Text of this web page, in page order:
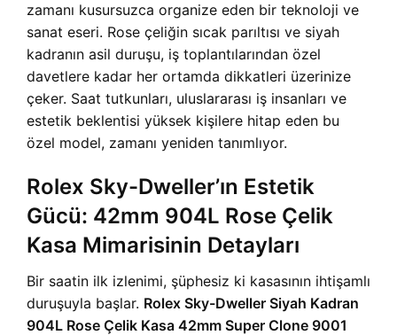
zamanı kusursuzca organize eden bir teknoloji ve
sanat eseri. Rose çeliğin sıcak parıltısı ve siyah
kadranın asil duruşu, iş toplantılarından özel
davetlere kadar her ortamda dikkatleri üzerinize
çeker. Saat tutkunları, uluslararası iş insanları ve
estetik beklentisi yüksek kişilere hitap eden bu
özel model, zamanı yeniden tanımlıyor.
Rolex Sky-Dweller’ın Estetik
Gücü: 42mm 904L Rose Çelik
Kasa Mimarisinin Detayları
Bir saatin ilk izlenimi, şüphesiz ki kasasının ihtişamlı
duruşuyla başlar. Rolex Sky-Dweller Siyah Kadran
904L Rose Çelik Kasa 42mm Super Clone 9001